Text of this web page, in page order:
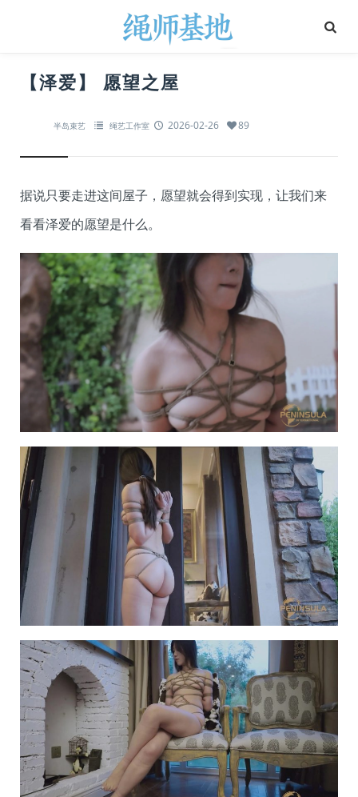
【泽爱】 愿望之屋
半岛束艺 绳艺工作室 2026-02-26 89
据说只要走进这间屋子，愿望就会得到实现，让我们来
看看泽爱的愿望是什么。